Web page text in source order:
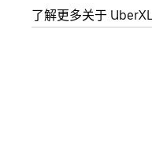
了解更多关于